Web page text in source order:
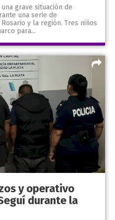
grave situación de
una serie de
y la región. Tres niños
para...
y operativo
durante la